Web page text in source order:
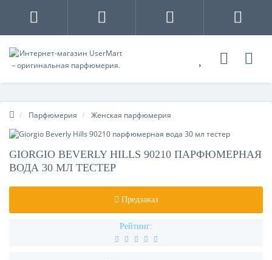
Парфюмерия Женская парфюмерия
GIORGIO BEVERLY HILLS 90210 ПАРФЮМЕРНАЯ
ВОДА 30 МЛ ТЕСТЕР
Предзаказ
Рейтинг: